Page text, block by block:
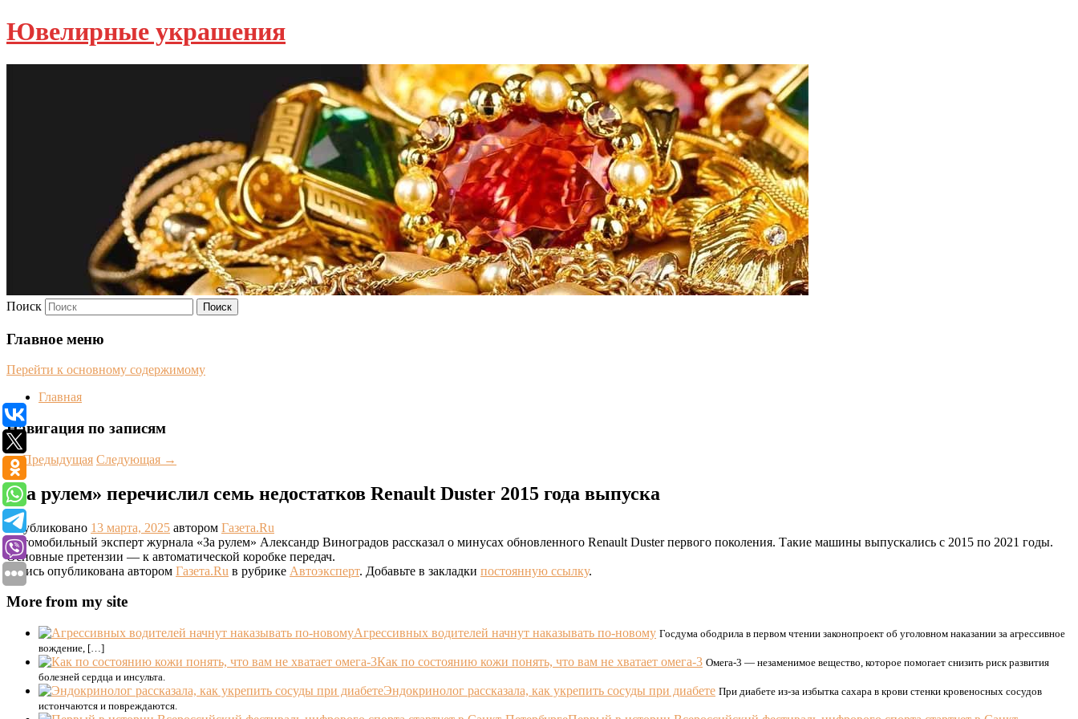
Ювелирные украшения
Поиск
Главное меню
Перейти к основному содержимому
Главная
Навигация по записям
←Предыдущая Следующая →
«За рулем» перечислил семь недостатков Renault Duster 2015 года выпуска
Опубликовано 13 марта, 2025 автором Газета.Ru
Автомобильный эксперт журнала «За рулем» Александр Виноградов рассказал о минусах обновленного Renault Duster первого поколения. Такие машины выпускались с 2015 по 2021 годы.
Основные претензии — к автоматической коробке передач.
Запись опубликована автором Газета.Ru в рубрике Автоэксперт. Добавьте в закладки постоянную ссылку.
More from my site
Агрессивных водителей начнут наказывать по-новому Госдума ободрила в первом чтении законопроект об уголовном наказании за агрессивное
вождение, […]
Как по состоянию кожи понять, что вам не хватает омега-3 Омега-3 — незаменимое вещество, которое помогает снизить риск развития
болезней сердца и инсульта.
Эндокринолог рассказала, как укрепить сосуды при диабете При диабете из-за избытка сахара в крови стенки кровеносных сосудов
истончаются и повреждаются.